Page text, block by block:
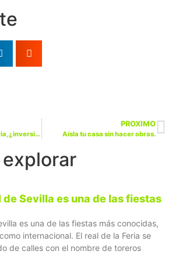
Rentabilidad inmobiliaria, ¿inversión sergura?
PROXIMO
Aísla tu casa sin hacer obras.
de Sevilla es una de las fiestas
es una de las fiestas más conocidas,
internacional. El real de la Feria se
de calles con el nombre de toreros